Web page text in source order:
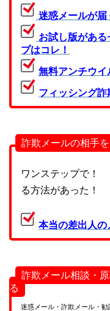
迷惑メールが届
お試し版があ
プはコレ！
無料アンチウ
フィッシング
詐欺メールの相手
ワンステップで！
る方法があった！
本当の差出人
詐欺メール相談・
る
迷惑メール・詐欺メール・